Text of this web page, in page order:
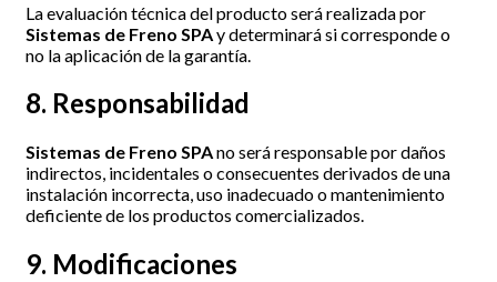
La evaluación técnica del producto será realizada por
Sistemas de Freno SPAy determinará si corresponde o
no la aplicación de la garantía.
8. Responsabilidad
Sistemas de Freno SPAno será responsable por daños
indirectos, incidentales o consecuentes derivados de una
instalación incorrecta, uso inadecuado o mantenimiento
deficiente de los productos comercializados.
9. Modificaciones